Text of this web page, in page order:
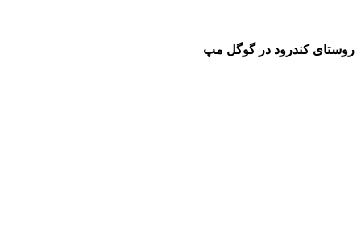
روستای کندرود در گوگل مپ